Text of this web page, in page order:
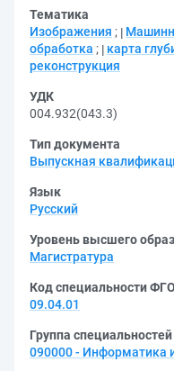
Тематика
Изображения ;
обработка ; карта
реконструкция
УДК
004.932(043.3)
Тип документа
Выпускная
Язык
Русский
Уровень высшего
Магистратура
Код специальности
09.04.01
Группа
090000 - Информатика